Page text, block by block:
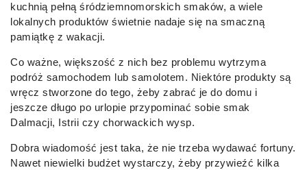
kuchnią pełną śródziemnomorskich smaków, a wiele
lokalnych produktów świetnie nadaje się na smaczną
pamiątkę z wakacji.
Co ważne, większość z nich bez problemu wytrzyma
podróż samochodem lub samolotem. Niektóre produkty są
wręcz stworzone do tego, żeby zabrać je do domu i
jeszcze długo po urlopie przypominać sobie smak
Dalmacji, Istrii czy chorwackich wysp.
Dobra wiadomość jest taka, że nie trzeba wydawać fortuny.
Nawet niewielki budżet wystarczy, żeby przywieźć kilka